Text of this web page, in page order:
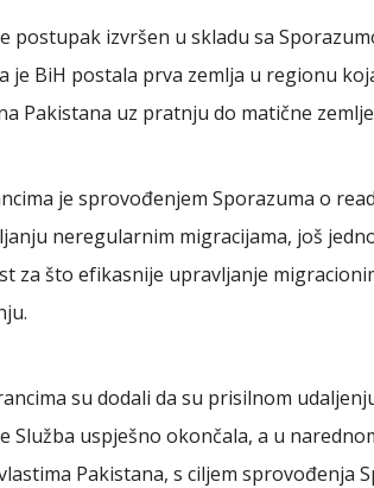
postupak izvršen u skladu sa
je BiH postala prva zemlja u regionu
Pakistana uz pratnju do matične
je sprovođenjem Sporazuma o
neregularnim migracijama, još
za što efikasnije upravljanje
su dodali da su prisilnom
Služba uspješno okončala, a u
Pakistana, s ciljem sprovođenja